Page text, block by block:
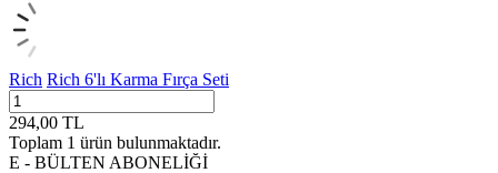
Rich Rich 6'lı Karma Fırça Seti
294,00 TL
Toplam 1 ürün bulunmaktadır.
E - BÜLTEN ABONELİĞİ